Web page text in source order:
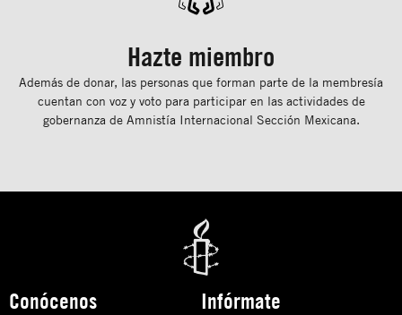
Hazte miembro
Además de donar, las personas que forman parte de la membresía
cuentan con voz y voto para participar en las actividades de
gobernanza de Amnistía Internacional Sección Mexicana.
Conócenos Infórmate